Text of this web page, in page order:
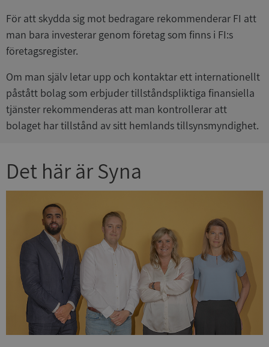
För att skydda sig mot bedragare rekommenderar FI att
man bara investerar genom företag som finns i FI:s
företagsregister.
Om man själv letar upp och kontaktar ett internationellt
påstått bolag som erbjuder tillståndspliktiga finansiella
tjänster rekommenderas att man kontrollerar att
bolaget har tillstånd av sitt hemlands tillsynsmyndighet.
Det här är Syna